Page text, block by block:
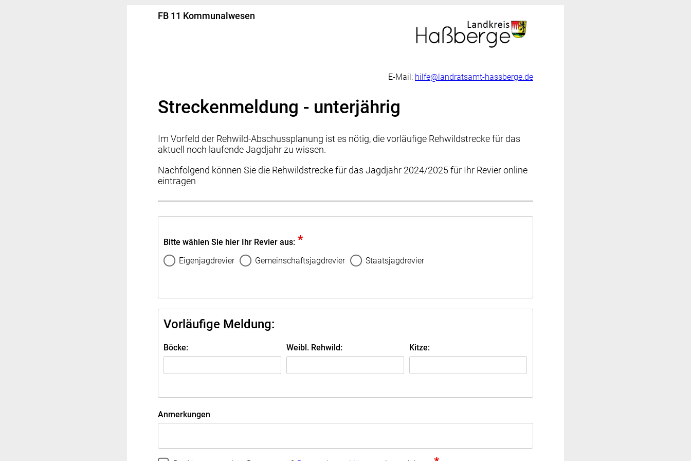
FB 11 Kommunalwesen
E-Mail: hilfe@landratsamt-hassberge.de
Streckenmeldung - unterjährig
Im Vorfeld der Rehwild-Abschussplanung ist es nötig, die vorläufige Rehwildstrecke für das
aktuell noch laufende Jagdjahr zu wissen.
Nachfolgend können Sie die Rehwildstrecke für das Jagdjahr 2024/2025 für Ihr Revier online
eintragen
Bitte wählen Sie hier Ihr Revier aus: *
Eigenjagdrevier Gemeinschaftsjagdrevier Staatsjagdrevier
Vorläufige Meldung:
Böcke: Weibl. Rehwild: Kitze:
Anmerkungen